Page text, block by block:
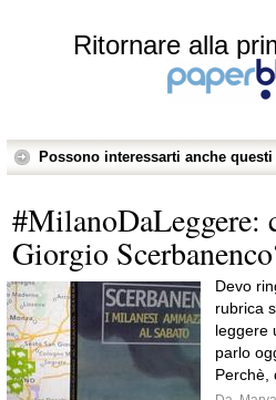
Ritornare alla
Possono interessarti anche
#MilanoDaLeggere:
Giorgio
Devo
rubrica
leggere
parlo
Perchè,